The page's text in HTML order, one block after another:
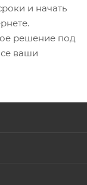
и начать
решение под
ваши